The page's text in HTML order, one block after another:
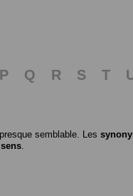
P Q R S T
semblable. Les